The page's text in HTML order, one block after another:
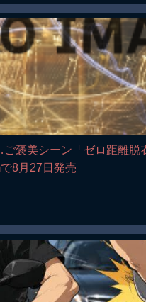
褒美シーン「ゼロ距離脱
8月27日発売